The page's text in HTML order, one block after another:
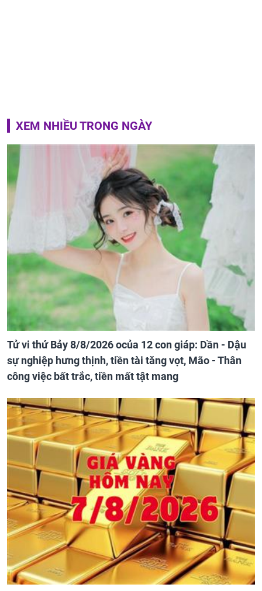
XEM NHIỀU TRONG NGÀY
Tử vi thứ Bảy 8/8/2026 ocủa 12 con giáp: Dần - Dậu
sự nghiệp hưng thịnh, tiền tài tăng vọt, Mão - Thân
công việc bất trắc, tiền mất tật mang